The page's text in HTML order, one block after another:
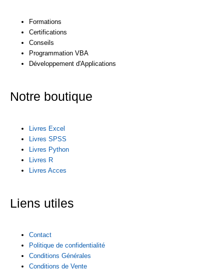
Formations
Certifications
Conseils
Programmation VBA
Développement d'Applications
Notre boutique
Livres Excel
Livres SPSS
Livres Python
Livres R
Livres Acces
Liens utiles
Contact
Politique de confidentialité
Conditions Générales
Conditions de Vente